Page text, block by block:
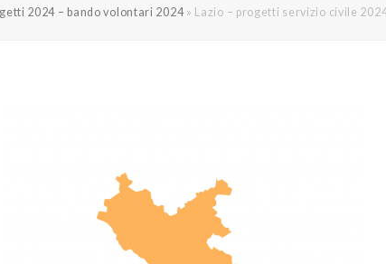
2024 – bando volontari 2024» Lazio – progetti servizio civile